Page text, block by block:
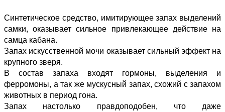
Синтетическое средство, имитирующее запах выделений
самки, оказывает сильное привлекающее действие на
самца кабана.
Запах искусственной мочи оказывает сильный эффект на
крупного зверя.
В состав запаха входят гормоны, выделения и
ферромоны, а так же мускусный запах, схожий с запахом
животных в период гона.
Запах настолько правдоподобен, что даже